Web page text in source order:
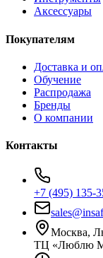
Аксессуары
Покупателям
Доставка и
Обучение
Распродажа
Бренды
О компании
Контакты
+7 (495) 135-
Москва,
ТЦ «Люблю